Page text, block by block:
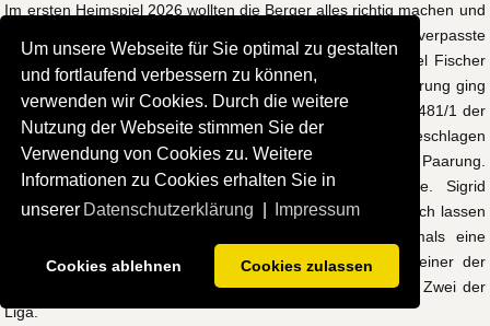
Um unsere Webseite für Sie optimal zu gestalten
und fortlaufend verbessern zu können,
verwenden wir Cookies. Durch die weitere
Nutzung der Webseite stimmen Sie der
Verwendung von Cookies zu. Weitere
Informationen zu Cookies erhalten Sie in
unserer Datenschutzerklärung Impressum
Cookies ablehnen Cookies zulassen
Im ersten Heimspiel 2026 wollten die Berger alles richtig machen und
direkt mit einem Sieg die Serie ausbauen. Melanie Thoma verpasste
in der Startpaarung nur knapp ihren Punkt, während Michel Fischer
mit 548/1 ein sehr gutes Spiel ablieferte. Mit leichtem Vorsprung ging
es in die Mittelpaarung. Hier gelang Wolfgang Thomas mit 481/1 der
Punkt. Stephan Thomas musste sich hingegen mit 466/0 geschlagen
geben. Beide Teams gingen recht ausgeglichen in die letzte Paarung.
Hier zeigte sich Berg dann von seiner starken Seite. Sigrid
Staudacher konnte mit 551/1 ihren Gegner deutlich hinter sich lassen
zeigte mit 568/1 abermals eine
Topleistung. Nach diesem Erfolg gilt Berg weiterhin als einer der
Anwärter auf den Titel, und kämpft im Fernduell um Platz Zwei der
Liga.